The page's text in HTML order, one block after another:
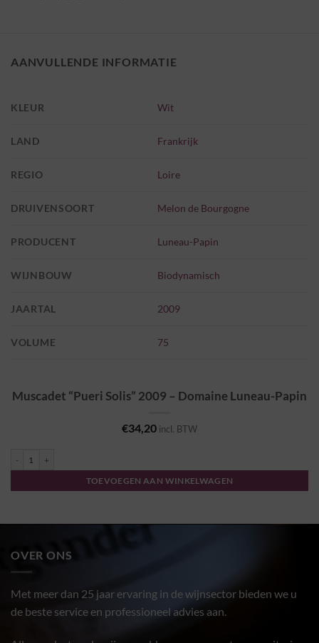
AANVULLENDE INFORMATIE
KLEUR Wit
LAND Frankrijk
REGIO Loire
DRUIVENSOORT Melon de Bourgogne
PRODUCENT Luneau-Papin
WIJNBOUW Biodynamisch
JAARTAL 2009
VOLUME 75
Muscadet “Pueri Solis” 2009 – Domaine Luneau-Papin
€34,20 incl. BTW
TOEVOEGEN AAN WINKELWAGEN
OVER ONS
Met meer dan 25 jaar ervaring in de wijnsector bieden we u
de beste service en professioneel advies aan.